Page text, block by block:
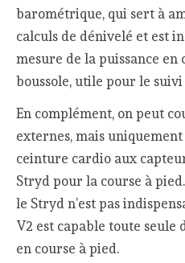
barométrique, qui sert à
calculs de dénivelé et est
mesure de la puissance en
boussole, utile pour le
En complément, on peut
externes, mais
ceinture cardio aux
Stryd pour la course à
le Stryd n’est pas
V2 est capable toute seule
en course à pied.